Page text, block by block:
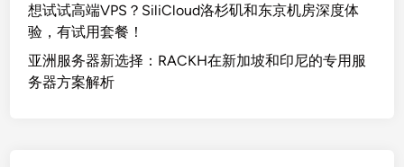
想试试高端VPS？SiliCloud洛杉矶和东京机房深度体
验，有试用套餐！
亚洲服务器新选择：RACKH在新加坡和印尼的专用服
务器方案解析